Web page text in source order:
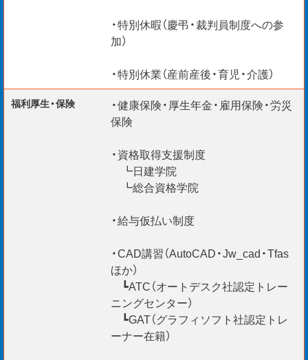
リモート面談 随時実施中
TEL ・WEB ・チャットで応募受付中
（Construction Manager / BIM Manager etc.）
外国籍の社員が80名以上在籍しております。
就労ビザの更新もサポートいたしますので、
・特別休暇（慶弔・裁判員制度への参
加）
・特別休業（産前産後・育児・介護）
福利厚生・保険
・健康保険・厚生年金・雇用保険・労災
保険
・資格取得支援制度
┗日建学院
┗総合資格学院
・給与仮払い制度
・CAD講習（AutoCAD・Jw_cad・Tfas
ほか）
┗ATC（オートデスク社認定トレー
ニングセンター）
┗GAT（グラフィソフト社認定トレ
ーナー在籍）